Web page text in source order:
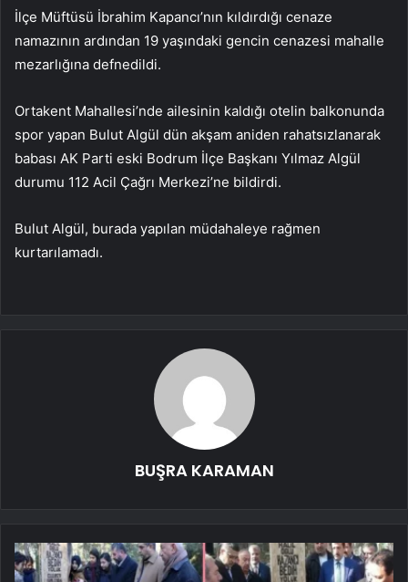
İlçe Müftüsü İbrahim Kapancı’nın kıldırdığı cenaze
namazının ardından 19 yaşındaki gencin cenazesi mahalle
mezarlığına defnedildi.
Ortakent Mahallesi’nde ailesinin kaldığı otelin balkonunda
spor yapan Bulut Algül dün akşam aniden rahatsızlanarak
babası AK Parti eski Bodrum İlçe Başkanı Yılmaz Algül
durumu 112 Acil Çağrı Merkezi’ne bildirdi.
Bulut Algül, burada yapılan müdahaleye rağmen
kurtarılamadı.
BUŞRA KARAMAN